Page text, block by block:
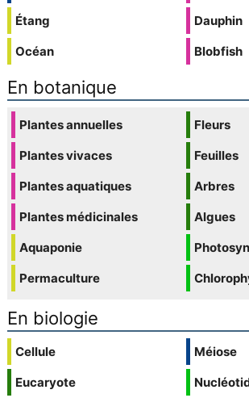
Étang
Océan
Dauphin
Blobfish
En botanique
Plantes annuelles
Plantes vivaces
Plantes aquatiques
Plantes médicinales
Aquaponie
Permaculture
Fleurs
Feuilles
Arbres
Algues
En biologie
Cellule
Eucaryote
Méiose